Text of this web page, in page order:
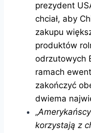
prezydent
chciał, aby
zakupu
produktów
odrzutowych
ramach
zakończyć
dwiema
„
korzystają z